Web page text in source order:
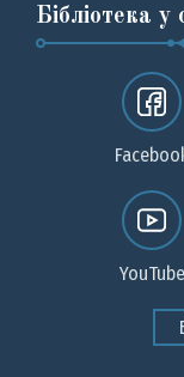
Бібліотека
YouTube